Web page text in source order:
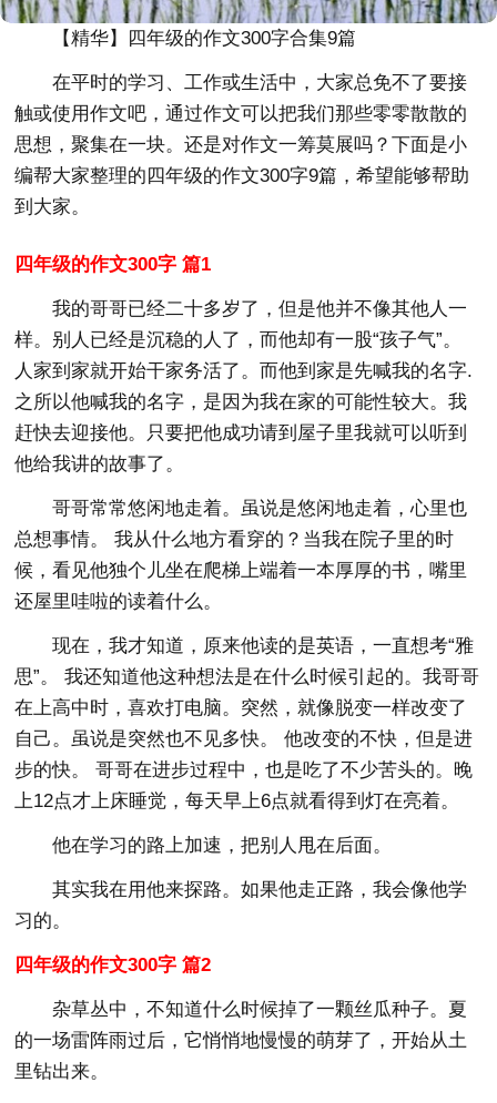
【精华】四年级的作文300字合集9篇
在平时的学习、工作或生活中，大家总免不了要接
触或使用作文吧，通过作文可以把我们那些零零散散的
思想，聚集在一块。还是对作文一筹莫展吗？下面是小
编帮大家整理的四年级的作文300字9篇，希望能够帮助
到大家。
四年级的作文300字 篇1
我的哥哥已经二十多岁了，但是他并不像其他人一
样。别人已经是沉稳的人了，而他却有一股“孩子气”。
人家到家就开始干家务活了。而他到家是先喊我的名字.
之所以他喊我的名字，是因为我在家的可能性较大。我
赶快去迎接他。只要把他成功请到屋子里我就可以听到
他给我讲的故事了。
哥哥常常悠闲地走着。虽说是悠闲地走着，心里也
总想事情。 我从什么地方看穿的？当我在院子里的时
候，看见他独个儿坐在爬梯上端着一本厚厚的书，嘴里
还屋里哇啦的读着什么。
现在，我才知道，原来他读的是英语，一直想考“雅
思”。 我还知道他这种想法是在什么时候引起的。我哥哥
在上高中时，喜欢打电脑。突然，就像脱变一样改变了
自己。虽说是突然也不见多快。 他改变的不快，但是进
步的快。 哥哥在进步过程中，也是吃了不少苦头的。晚
上12点才上床睡觉，每天早上6点就看得到灯在亮着。
他在学习的路上加速，把别人甩在后面。
其实我在用他来探路。如果他走正路，我会像他学
习的。
四年级的作文300字 篇2
杂草丛中，不知道什么时候掉了一颗丝瓜种子。夏
的一场雷阵雨过后，它悄悄地慢慢的萌芽了，开始从土
里钻出来。